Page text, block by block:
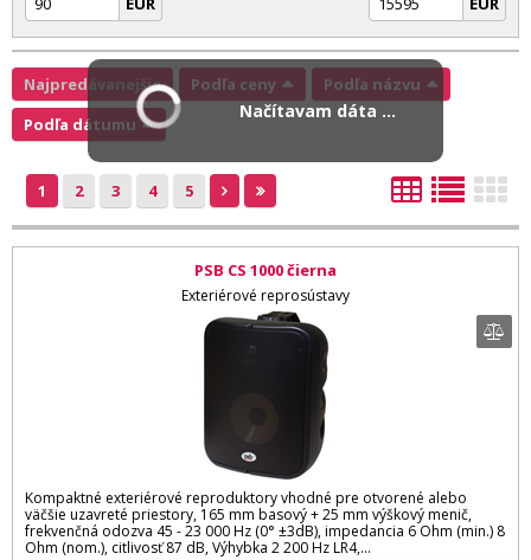
Najpredávanejšie Podľa ceny
Podľa názvu
Podľa dátumu
1 2 3 4 5
PSB CS 1000 čierna
Exteriérové reprosústavy
Kompaktné exteriérové reproduktory vhodné pre otvorené alebo
väčšie uzavreté priestory, 165 mm basový + 25 mm výškový menič,
frekvenčná odozva 45 - 23 000 Hz (0° ±3dB), impedancia 6 Ohm (min.) 8
Ohm (nom.), citlivosť 87 dB, Výhybka 2 200 Hz LR4,...
Načítavam dáta ...